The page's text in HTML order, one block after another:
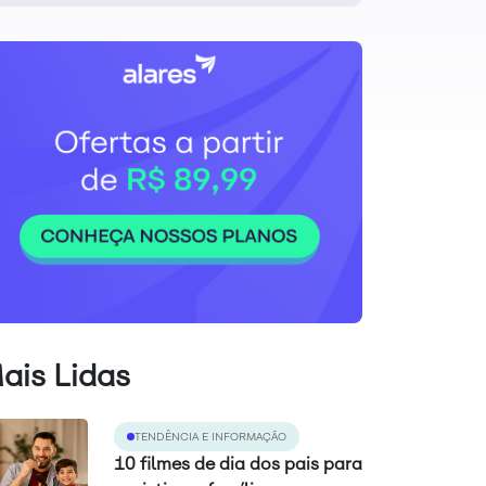
Lidas
TENDÊNCIA E INFORMAÇÃO
10 filmes de dia dos pais para